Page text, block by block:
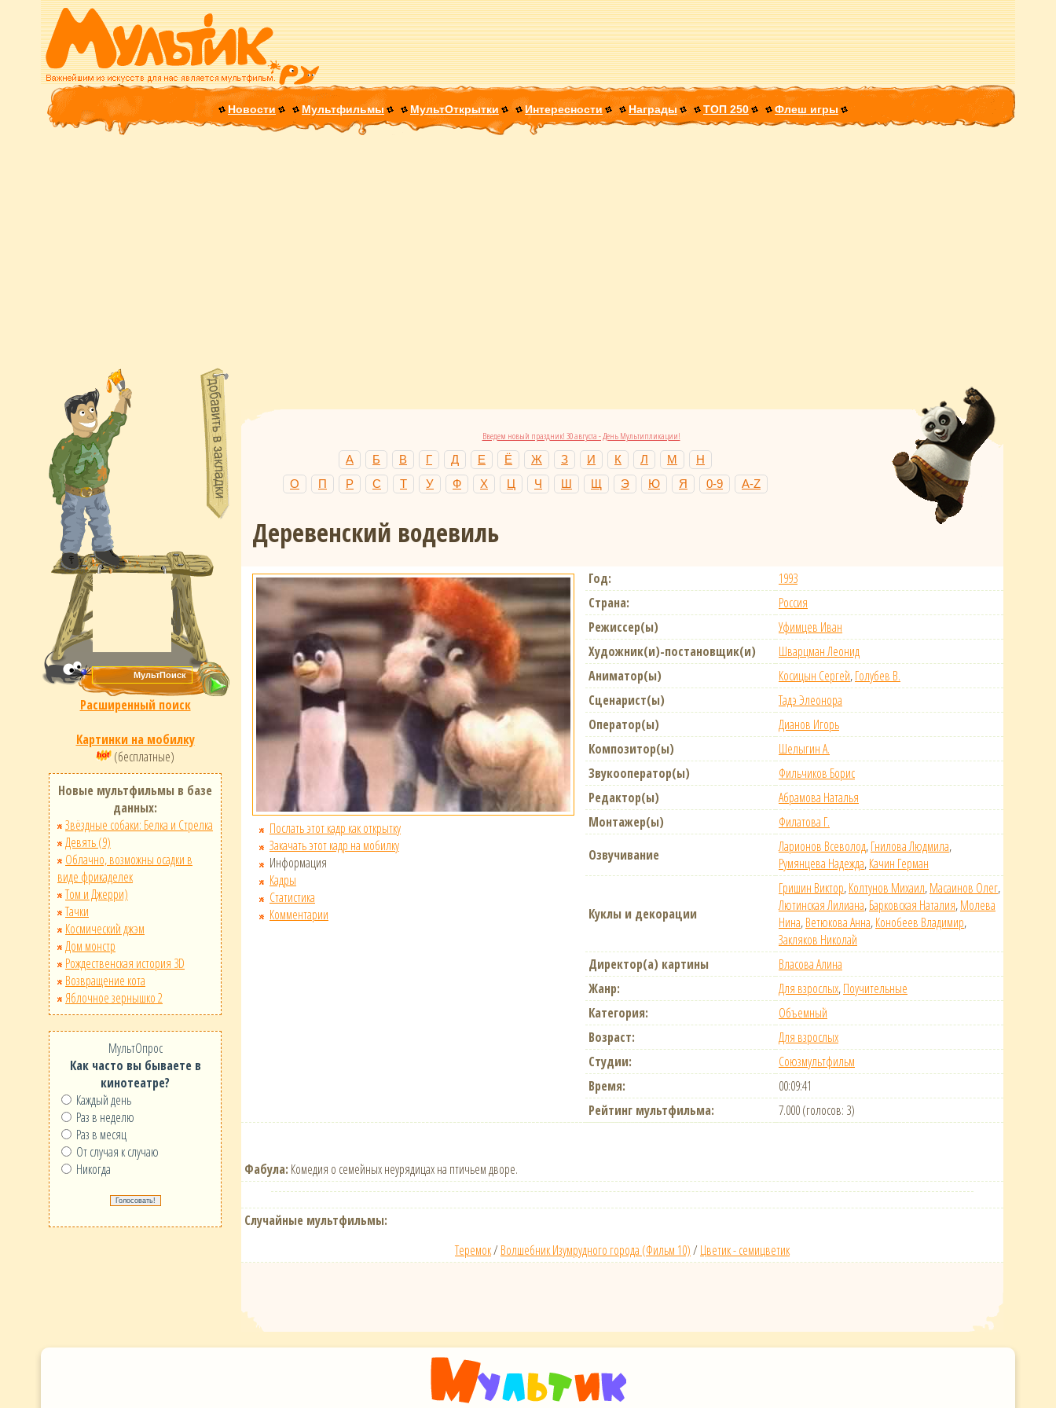
Новости Мультфильмы МультОткрытки Интересности Награды ТОП 250 Флеш игры
Расширенный поиск
Картинки на мобилку
(бесплатные)
Новые мультфильмы в базе
данных:
Звёздные собаки: Белка и Стрелка
Девять (9)
Облачно, возможны осадки в
виде фрикаделек
Том и Джерри)
Тачки
Космический джэм
Дом монстр
Рождественская история 3D
Возвращение кота
Яблочное зернышко 2
МультОпрос
Как часто вы бываете в
кинотеатре?
Каждый день
Раз в неделю
Раз в месяц
От случая к случаю
Никогда
Введем новый праздник! 30 августа - День Мультипликации!
А Б В Г Д Е Ё Ж З И К Л М
Н
О
П Р С Т У Ф Х Ц Ч Ш Щ Э Ю Я 0-9 A-Z
Деревенский водевиль
Послать этот кадр как открытку
Закачать этот кадр на мобилку
Информация
Кадры
Статистика
Комментарии
Год:
1993
Страна:
Россия
Режиссер(ы)
Уфимцев Иван
Художник(и)-постановщик(и)
Шварцман Леонид
Аниматор(ы)
Косицын Сергей,Голубев В.
Сценарист(ы)
Тадэ Элеонора
Оператор(ы)
Дианов Игорь
Композитор(ы)
Шелыгин А.
Звукооператор(ы)
Фильчиков Борис
Редактор(ы)
Абрамова Наталья
Монтажер(ы)
Филатова Г.
Озвучивание
Ларионов Всеволод,Гнилова Людмила,
Румянцева Надежда,Качин Герман
Куклы и декорации
Гришин Виктор,Колтунов Михаил,Масаинов Олег,
Лютинская Лилиана,Барковская Наталия,Молева
Нина,Ветюкова Анна,Конобеев Владимир,
Закляков Николай
Директор(а) картины
Власова Алина
Жанр:
Для взрослых,Поучительные
Категория:
Объемный
Возраст:
Для взрослых
Студии:
Союзмультфильм
Время:
00:09:41
Рейтинг мультфильма:
7.000 (голосов: 3)
Фабула: Комедия о семейных неурядицах на птичьем дворе.
Случайные мультфильмы:
Теремок/ Волшебник Изумрудного города (Фильм 10)/ Цветик - семицветик